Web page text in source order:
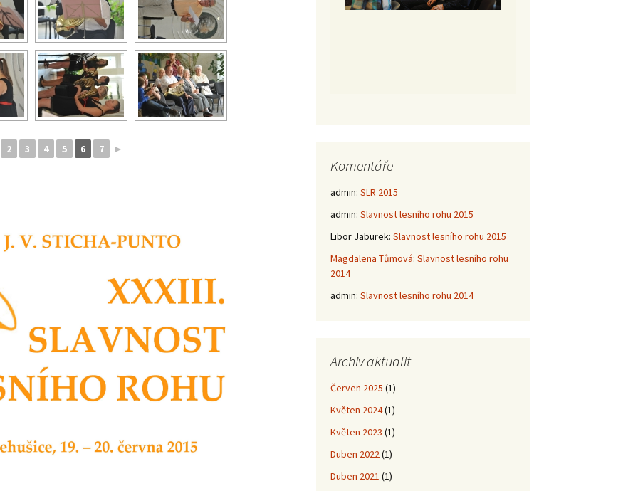
2 3 4 5 6 7 ►
Komentáře
admin: SLR 2015
admin: Slavnost lesního rohu 2015
Libor Jaburek: Slavnost lesního rohu 2015
Magdalena Tůmová: Slavnost lesního rohu
2014
admin: Slavnost lesního rohu 2014
Archiv aktualit
Červen 2025 (1)
Květen 2024(1)
Květen 2023 (1)
Duben 2022(1)
Duben 2021 (1)